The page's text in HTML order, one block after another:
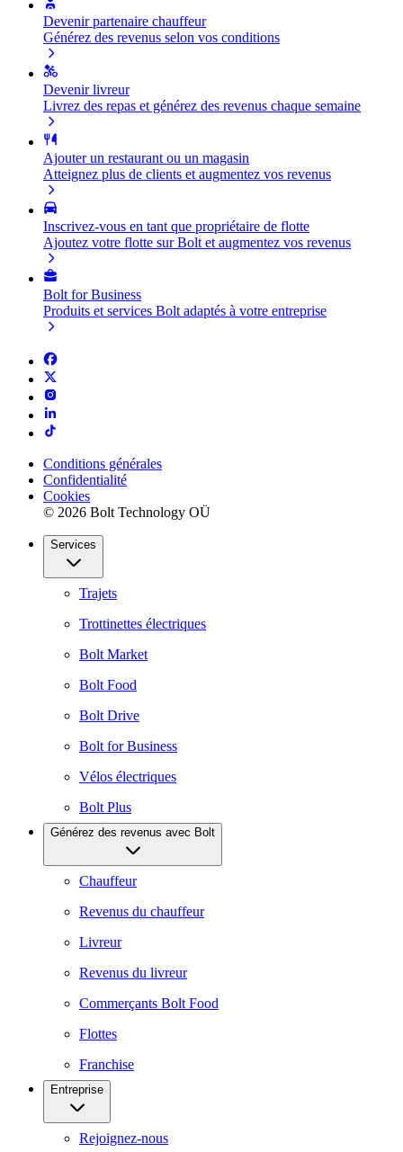
Devenir partenaire chauffeur
Générez des revenus selon vos conditions
Devenir livreur
Livrez des repas et générez des revenus chaque semaine
Ajouter un restaurant ou un magasin
Atteignez plus de clients et augmentez vos revenus
Inscrivez-vous en tant que propriétaire de flotte
Ajoutez votre flotte sur Bolt et augmentez vos revenus
Bolt for Business
Produits et services Bolt adaptés à votre entreprise
Conditions générales
Confidentialité
Cookies
© 2026 Bolt Technology OÜ
Services
Trajets
Trottinettes électriques
Bolt Market
Bolt Food
Bolt Drive
Bolt for Business
Vélos électriques
Bolt Plus
Générez des revenus avec Bolt
Chauffeur
Revenus du chauffeur
Livreur
Revenus du livreur
Commerçants Bolt Food
Flottes
Franchise
Entreprise
Rejoignez-nous